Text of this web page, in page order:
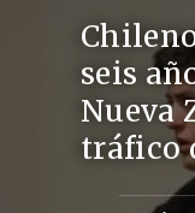
seis
Nueva
tráfico